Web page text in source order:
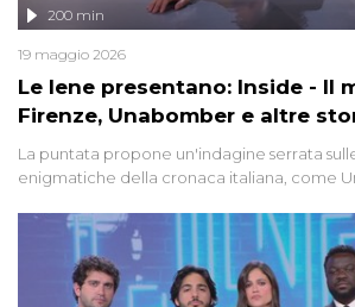
Le Iene presentano: Inside - Il
Firenze, Unabomber e altre
200 min
19 maggio 2026
La puntata propone un'indagine serrata
enigmatiche della cronaca italiana, come
'90 e il 2000 che, inquietantemente,
libertà. Lo speciale affronta inoltre le zone
Firenze, le cui responsabilità appaiono
groviglio di dubbi mai chiariti. Nel corso